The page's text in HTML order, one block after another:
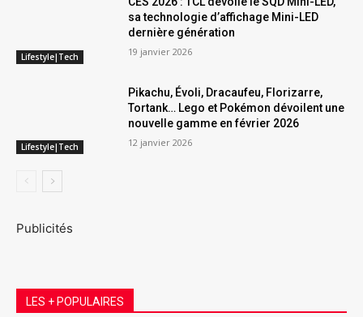
Lifestyle|Tech
sa technologie d’affichage Mini-LED
dernière génération
19 janvier 2026
Lifestyle|Tech
Pikachu, Évoli, Dracaufeu, Florizarre,
Tortank… Lego et Pokémon dévoilent une
nouvelle gamme en février 2026
12 janvier 2026
Publicités
LES + POPULAIRES